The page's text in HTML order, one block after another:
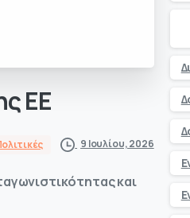
ΕΕ
9 Ιουλίου, 2026
και